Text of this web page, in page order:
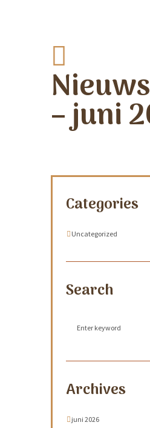
– juni
Categories
Uncategorized
Search
Archives
juni 2026